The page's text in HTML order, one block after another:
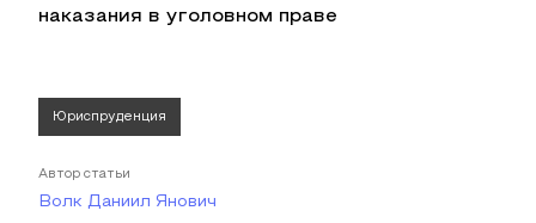
наказания в уголовном праве
Юриспруденция
Автор статьи
Волк Даниил Янович